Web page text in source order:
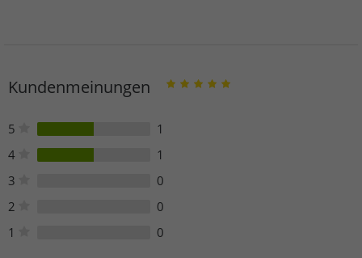
Kundenmeinungen
5
1
4
1
3
0
2
0
1
0